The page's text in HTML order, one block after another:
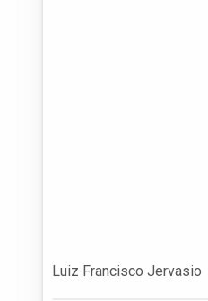
Luiz Francisco Jervasio